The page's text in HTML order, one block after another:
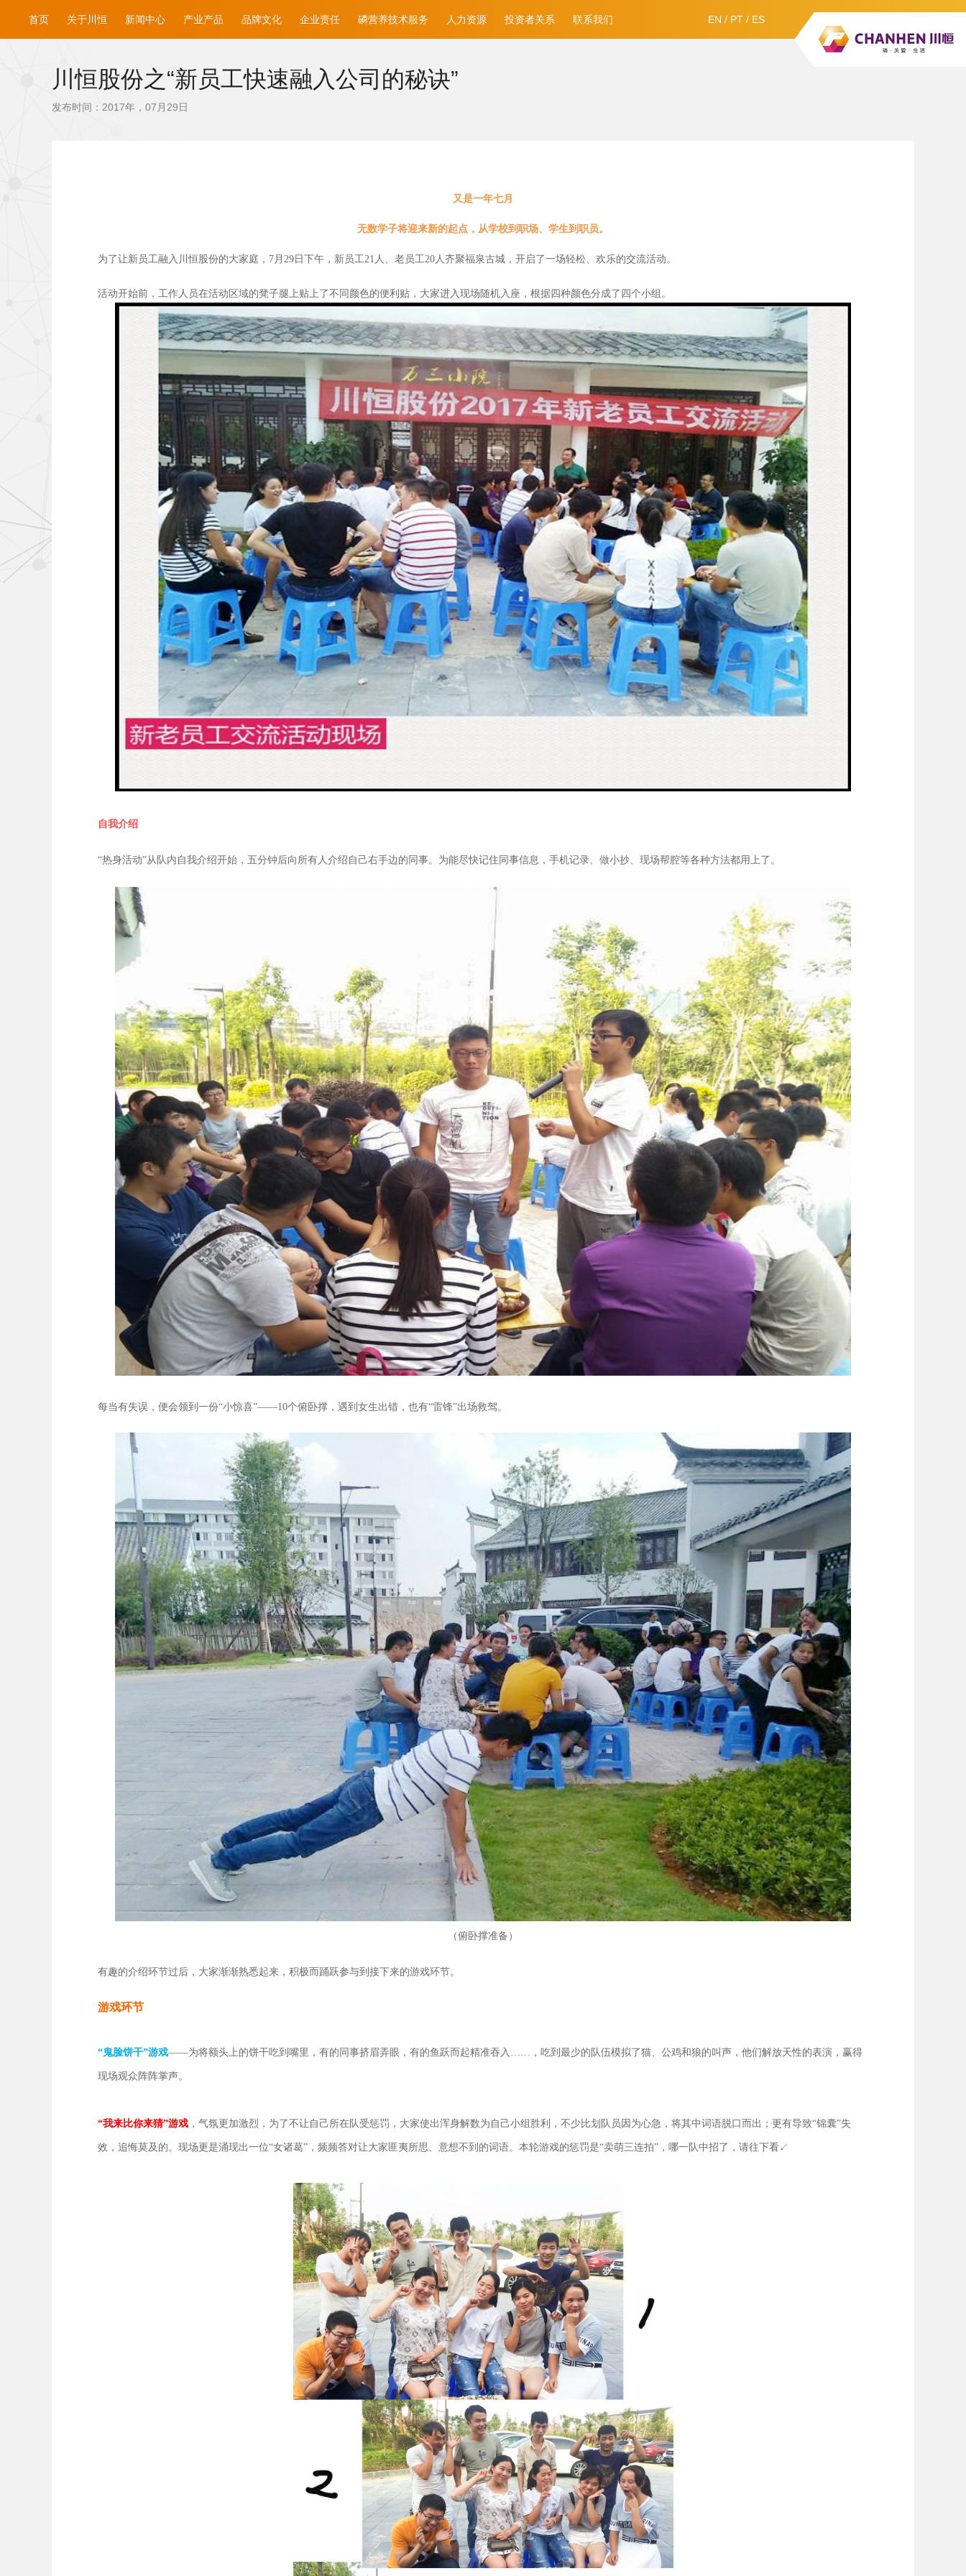
EN / PT / ES
首页 关于川恒 新闻中心 产业产品 品牌文化 企业责任 磷营养技术服务 人力资源 投资者关系 联系我们
川恒股份之“新员工快速融入公司的秘诀”
发布时间：2017年，07月29日
又是一年七月
无数学子将迎来新的起点，从学校到职场、学生到职员。
为了让新员工融入川恒股份的大家庭，7月29日下午，新员工21人、老员工20人齐聚福泉古城，开启了一场轻松、欢乐的交流活动。
活动开始前，工作人员在活动区域的凳子腿上贴上了不同颜色的便利贴，大家进入现场随机入座，根据四种颜色分成了四个小组。
自我介绍
“热身活动”从队内自我介绍开始，五分钟后向所有人介绍自己右手边的同事。为能尽快记住同事信息，手机记录、做小抄、现场帮腔等各种方法都用上了。
每当有失误，便会领到一份“小惊喜”——10个俯卧撑，遇到女生出错，也有“雷锋”出场救驾。
（俯卧撑准备 ）
有趣的介绍环节过后，大家渐渐熟悉起来，积极而踊跃参与到接下来的游戏环节。
游戏环节
“鬼脸饼干”游戏——为将额头上的饼干吃到嘴里，有的同事挤眉弄眼，有的鱼跃而起精准吞入……，吃到最少的队伍模拟了猫、公鸡和狼的叫声，他们解放天性的表演，赢得
现场观众阵阵掌声。
“我来比你来猜”游戏 ，气氛更加激烈，为了不让自己所在队受惩罚，大家使出浑身解数为自己小组胜利，不少比划队员因为心急，将其中词语脱口而出；更有导致“锦囊”失
效，追悔莫及的。现场更是涌现出一位“女诸葛”，频频答对让大家匪夷所思、意想不到的词语。本轮游戏的惩罚是“卖萌三连拍”，哪一队中招了，请往下看↙